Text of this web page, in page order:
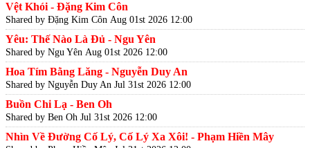
Vệt Khói - Đặng Kim Côn
Shared by Đặng Kim Côn Aug 01st 2026 12:00
Yêu: Thế Nào Là Đủ - Ngu Yên
Shared by Ngu Yên Aug 01st 2026 12:00
Hoa Tím Bằng Lăng - Nguyễn Duy An
Shared by Nguyễn Duy An Jul 31st 2026 12:00
Buồn Chi Lạ - Ben Oh
Shared by Ben Oh Jul 31st 2026 12:00
Nhìn Về Đường Cố Lý, Cố Lý Xa Xôi! - Phạm Hiền Mây